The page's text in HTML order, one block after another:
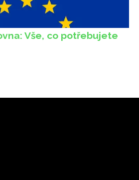
Vše, co potřebujete